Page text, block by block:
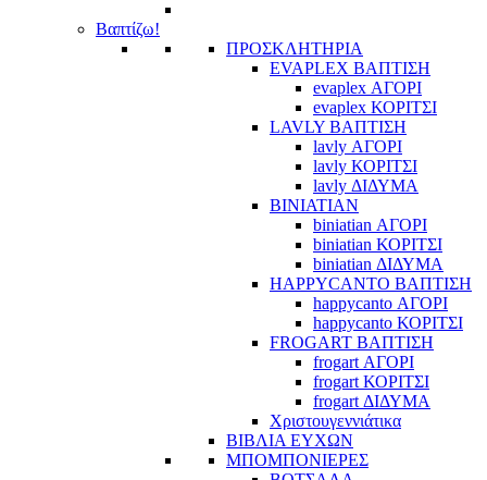
Βαπτίζω!
ΠΡΟΣΚΛΗΤΗΡΙΑ
EVAPLEX ΒΑΠΤΙΣΗ
evaplex ΑΓΟΡΙ
evaplex ΚΟΡΙΤΣΙ
LAVLY ΒΑΠΤΙΣΗ
lavly ΑΓΟΡΙ
lavly ΚΟΡΙΤΣΙ
lavly ΔΙΔΥΜΑ
BINIATIAN
biniatian ΑΓΟΡΙ
biniatian ΚΟΡΙΤΣΙ
biniatian ΔΙΔΥΜΑ
HAPPYCANTO ΒΑΠΤΙΣΗ
happycanto ΑΓΟΡΙ
happycanto ΚΟΡΙΤΣΙ
FROGART ΒΑΠΤΙΣΗ
frogart ΑΓΟΡΙ
frogart ΚΟΡΙΤΣΙ
frogart ΔΙΔΥΜΑ
Χριστουγεννιάτικα
ΒΙΒΛΙΑ ΕΥΧΩΝ
ΜΠΟΜΠΟΝΙΕΡΕΣ